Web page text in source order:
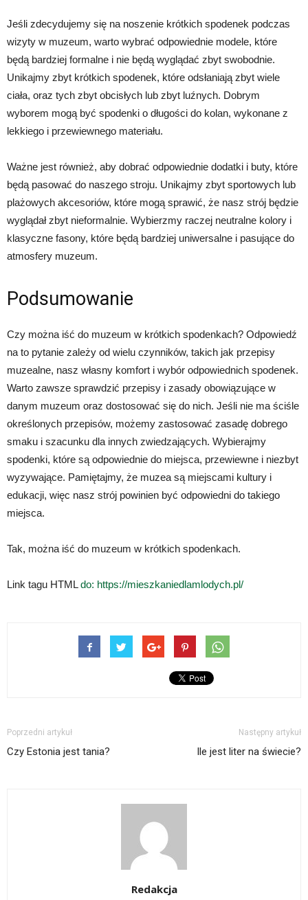
Jeśli zdecydujemy się na noszenie krótkich spodenek podczas
wizyty w muzeum, warto wybrać odpowiednie modele, które
będą bardziej formalne i nie będą wyglądać zbyt swobodnie.
Unikajmy zbyt krótkich spodenek, które odsłaniają zbyt wiele
ciała, oraz tych zbyt obcisłych lub zbyt luźnych. Dobrym
wyborem mogą być spodenki o długości do kolan, wykonane z
lekkiego i przewiewnego materiału.
Ważne jest również, aby dobrać odpowiednie dodatki i buty, które
będą pasować do naszego stroju. Unikajmy zbyt sportowych lub
plażowych akcesoriów, które mogą sprawić, że nasz strój będzie
wyglądał zbyt nieformalnie. Wybierzmy raczej neutralne kolory i
klasyczne fasony, które będą bardziej uniwersalne i pasujące do
atmosfery muzeum.
Podsumowanie
Czy można iść do muzeum w krótkich spodenkach? Odpowiedź
na to pytanie zależy od wielu czynników, takich jak przepisy
muzealne, nasz własny komfort i wybór odpowiednich spodenek.
Warto zawsze sprawdzić przepisy i zasady obowiązujące w
danym muzeum oraz dostosować się do nich. Jeśli nie ma ściśle
określonych przepisów, możemy zastosować zasadę dobrego
smaku i szacunku dla innych zwiedzających. Wybierajmy
spodenki, które są odpowiednie do miejsca, przewiewne i niezbyt
wyzywające. Pamiętajmy, że muzea są miejscami kultury i
edukacji, więc nasz strój powinien być odpowiedni do takiego
miejsca.
Tak, można iść do muzeum w krótkich spodenkach.
Link tagu HTMLdo: https://mieszkaniedlamlodych.pl/
Poprzedni artykuł
Czy Estonia jest tania?
Następny artykuł
Ile jest liter na świecie?
Redakcja